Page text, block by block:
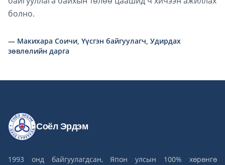
болно.
— Макихара Соичи, Үүсгэн байгуулагч, Удирдах
зөвлөлийн дарга
Соёл Эрдэм
1993 онд байгуулагдсан, Япон улсын 100% хөрөнгө